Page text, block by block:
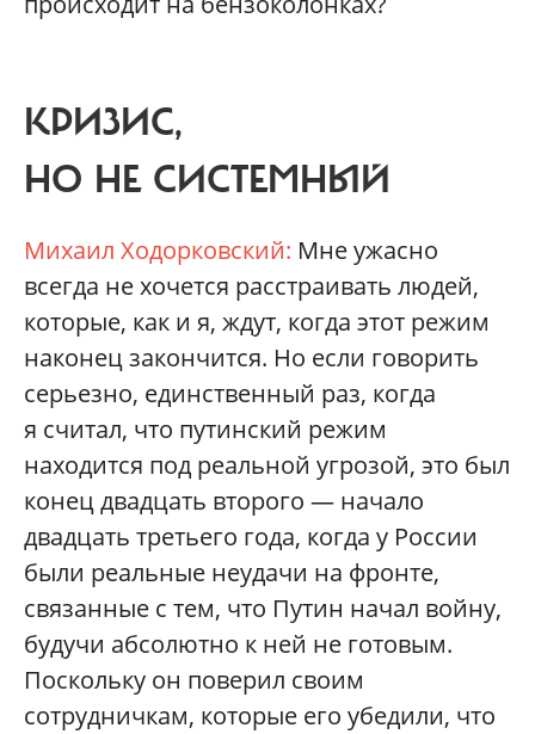
КРИЗИС,
НО НЕ СИСТЕМНЫЙ
Михаил Ходорковский: Мне ужасно
всегда не хочется расстраивать людей,
которые, как и я, ждут, когда этот режим
наконец закончится. Но если говорить
серьезно, единственный раз, когда
я считал, что путинский режим
находится под реальной угрозой, это был
конец двадцать второго — начало
двадцать третьего года, когда у России
были реальные неудачи на фронте,
связанные с тем, что Путин начал войну,
будучи абсолютно к ней не готовым.
Поскольку он поверил своим
сотрудничкам, которые его убедили, что